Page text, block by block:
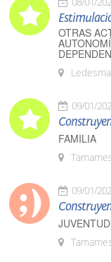
OTRAS
Ledesma
09/01/
FAMILIA
09/01/
JUVENTUD